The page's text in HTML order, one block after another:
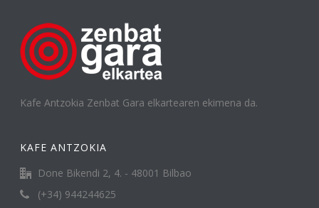
Kafe Antzokia Zenbat Gara elkartearen ekimena da.
KAFE ANTZOKIA
Done Bikendi 2, 4. - 48001 Bilbao
(+34) 944244625